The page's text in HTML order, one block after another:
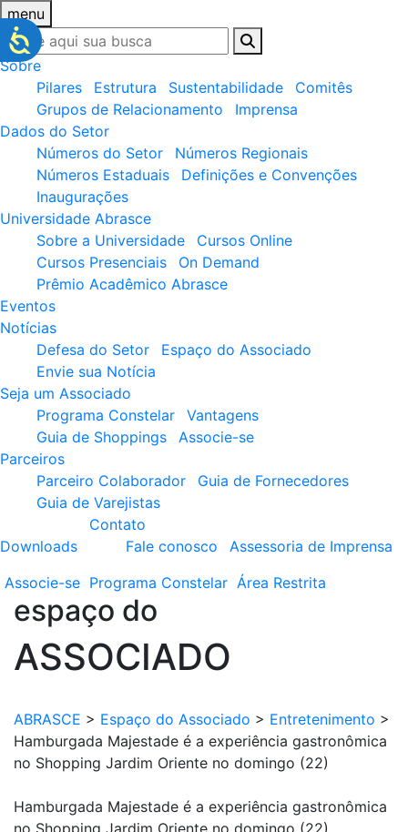
menu
Sobre
Pilares
Estrutura Sustentabilidade
Comitês
Grupos de Relacionamento
Imprensa
Dados do Setor
Números do Setor
Números Regionais
Números Estaduais
Definições e Convenções
Inaugurações
Universidade Abrasce
Sobre a Universidade
Cursos Online
Cursos Presenciais
On Demand
Prêmio Acadêmico Abrasce
Eventos
Notícias
Defesa do Setor
Espaço do Associado
Envie sua Notícia
Seja um Associado
Programa Constelar
Vantagens
Guia de Shoppings
Associe-se
Parceiros
Parceiro Colaborador
Guia de Fornecedores
Guia de Varejistas
Downloads
Contato
Fale conosco
Assessoria de Imprensa
Associe-se Programa Constelar Área Restrita
espaço do
ASSOCIADO
ABRASCE > Espaço do Associado > Entretenimento >
Hamburgada Majestade é a experiência gastronômica
no Shopping Jardim Oriente no domingo (22)
Hamburgada Majestade é a experiência gastronômica
no Shopping Jardim Oriente no domingo (22)